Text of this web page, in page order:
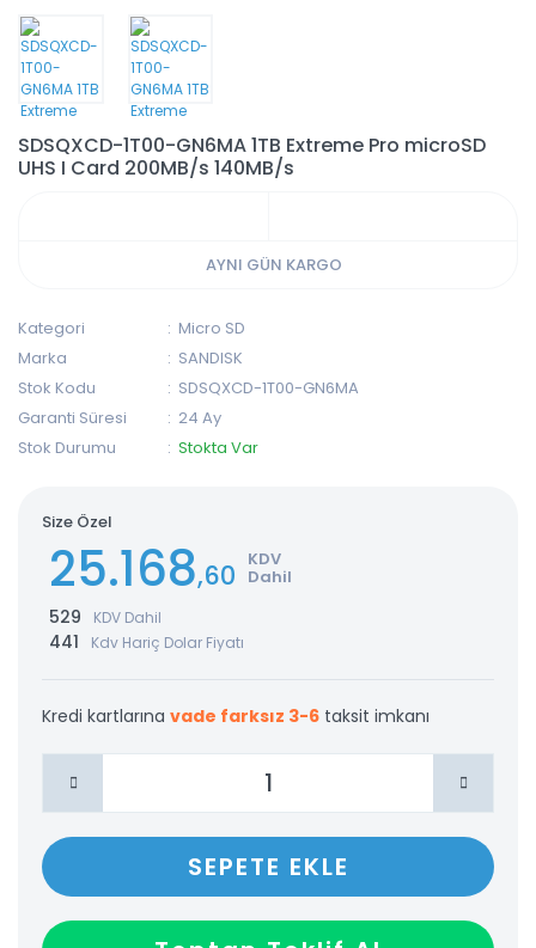
SDSQXCD-1T00-GN6MA 1TB Extreme Pro microSD
UHS I Card 200MB/s 140MB/s
AYNI GÜN KARGO
Kategori
Micro SD
Marka
SANDISK
Stok Kodu
SDSQXCD-1T00-GN6MA
Garanti Süresi
24 Ay
Stok Durumu
Stokta Var
Size Özel
25.168,60 KDV
Dahil
529 KDV Dahil
441 Kdv Hariç Dolar Fiyatı
Kredi kartlarına vade farksız 3-6 taksit imkanı
SEPETE EKLE